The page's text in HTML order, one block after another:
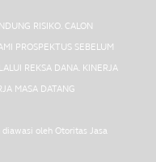
RISIKO. CALON
PROSPEKTUS SEBELUM
REKSA DANA. KINERJA
MASA DATANG
oleh Otoritas Jasa